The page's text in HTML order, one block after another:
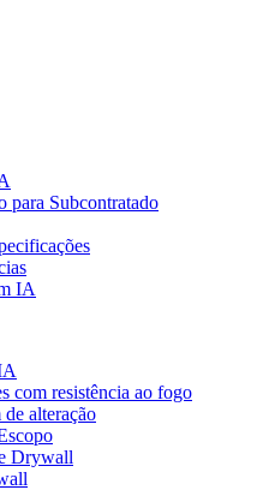
para Subcontratado
IA
com resistência ao fogo
alteração
Drywall